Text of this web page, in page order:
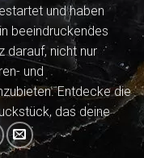
und haben
beeindruckendes
darauf, nicht nur
und
Entdecke die
das deine